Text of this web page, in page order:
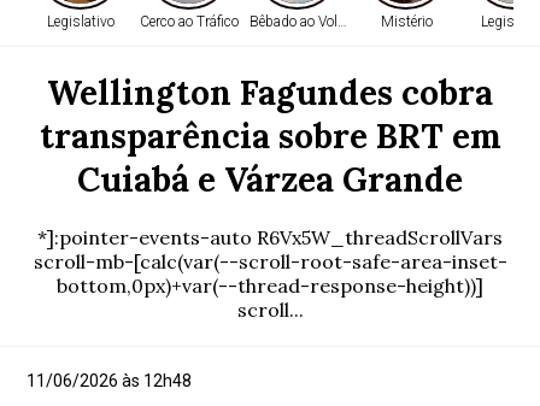
Legislativo Cerco ao Tráfico Bêbado ao Volante Mistério
Wellington Fagundes cobra
transparência sobre BRT em
Cuiabá e Várzea Grande
*]:pointer-events-auto R6Vx5W_threadScrollVars
scroll-mb-[calc(var(--scroll-root-safe-area-inset-
bottom,0px)+var(--thread-response-height))]
scroll...
11/06/2026 às 12h48